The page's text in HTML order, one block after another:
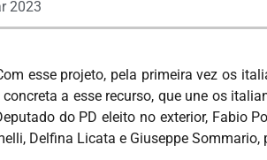
2023
esse projeto, pela primeira vez os
a esse recurso, que une os
do PD eleito no exterior, Fabio
Delfina Licata e Giuseppe Sommario,